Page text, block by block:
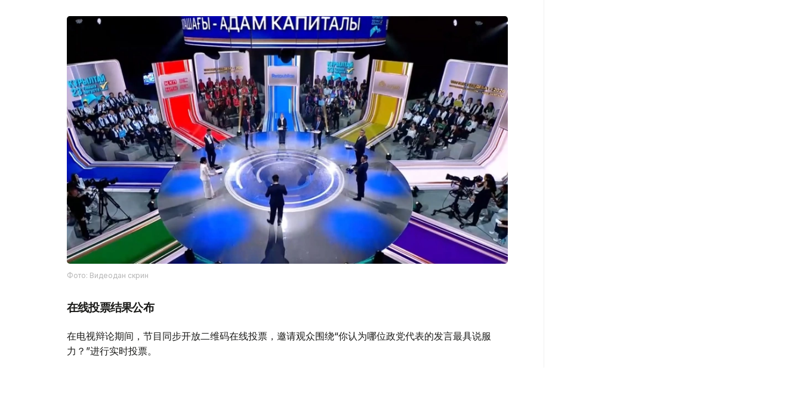
Фото: Видеодан скрин
在线投票结果公布
在电视辩论期间，节目同步开放二维码在线投票，邀请观众围绕“你认为哪位政党代表的发言最具说服
力？”进行实时投票。